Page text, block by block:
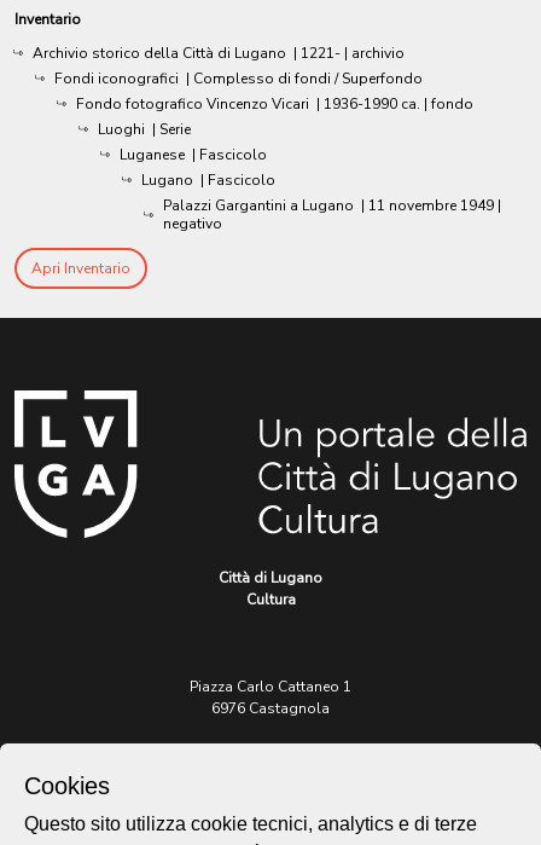
Inventario
Archivio storico della Città di Lugano | 1221- | archivio
Fondi iconografici | Complesso di fondi / Superfondo
Fondo fotografico Vincenzo Vicari | 1936-1990 ca. | fondo
Luoghi | Serie
Luganese | Fascicolo
Lugano | Fascicolo
Palazzi Gargantini a Lugano | 11 novembre 1949 |
negativo
Apri Inventario
Città di Lugano
Cultura
Piazza Carlo Cattaneo 1
6976 Castagnola
patrimonio@lugano.ch
Cookies
Questo sito utilizza cookie tecnici, analytics e di terze